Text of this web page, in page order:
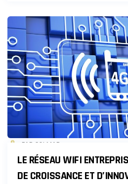
À
PARIS
PAR COLMAR
LE RÉSEAU WIFI
DE CROISSANCE ET